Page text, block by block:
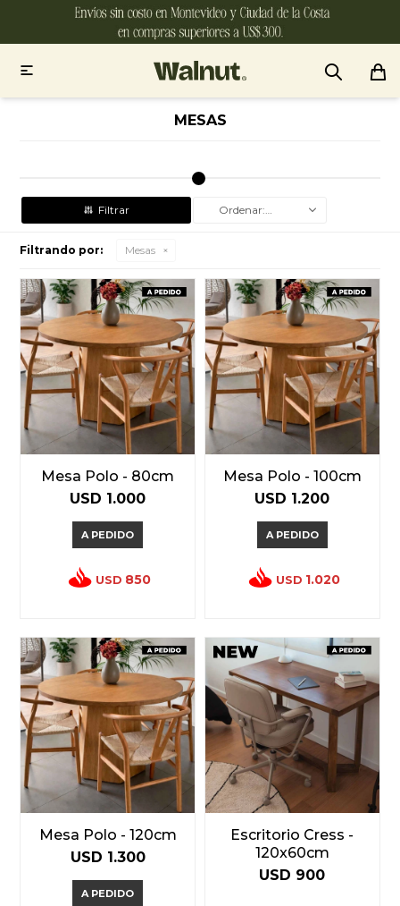

MESAS
Recomendados
Filtrando por: Mesas
Mesa Polo - 80cm
USD 1.000
A PEDIDO
USD 850
Mesa Polo - 100cm
USD 1.200
A PEDIDO
USD 1.020
Mesa Polo - 120cm
USD 1.300
A PEDIDO
Escritorio Cress -
120x60cm
USD 900